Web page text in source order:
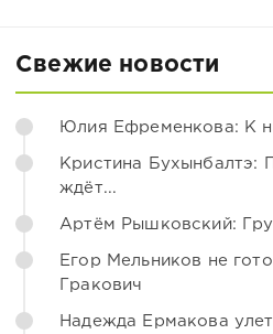
Свежие новости
Юлия Ефременкова: К
Кристина Бухынбалтэ:
ждёт...
Артём Рышковский:
Егор Мельников не
Гракович
Надежда Ермакова